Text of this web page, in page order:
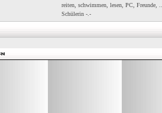
reiten, schwimmen, lesen, PC, Freunde, ...
Schülerin -.-